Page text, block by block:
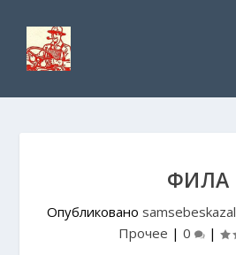
ФИЛА
Опубликовано samsebeskazal
Прочее | 0 |